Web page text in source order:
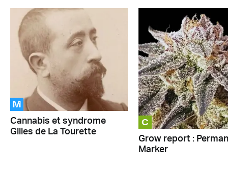
M
Cannabis et syndrome
Gilles de La Tourette
C
Grow report :
Marker